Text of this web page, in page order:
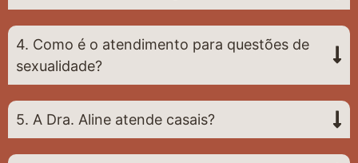
4. Como é o atendimento para questões de
sexualidade?
5. A Dra. Aline atende casais?